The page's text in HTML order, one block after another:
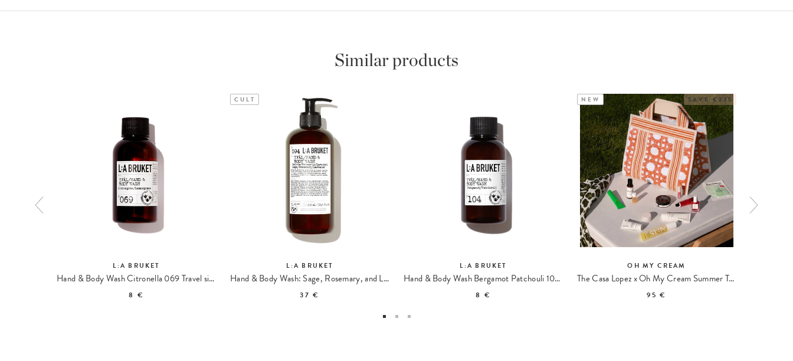
Similar products
L:A BRUKET
Hand & Body Wash Citronella 069 Travel size
8 €
CULT
L:A BRUKET
Hand & Body Wash: Sage, Rosemary, and Lavender 094
37 €
L:A BRUKET
Hand & Body Wash Bergamot Patchouli 104 Travel size
8 €
SAVE €235
NEW
OH MY CREAM
The Casa Lopez x Oh My Cream Summer Tote
95 €